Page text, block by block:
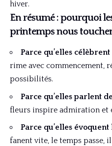
hiver.
En résumé : pourquoi
printemps nous
Parce qu’elles célèbrent
rime avec commencement,
possibilités.
Parce qu’elles parlent
fleurs inspire admiration et
Parce qu’elles évoquent
fanent vite, le temps passe,